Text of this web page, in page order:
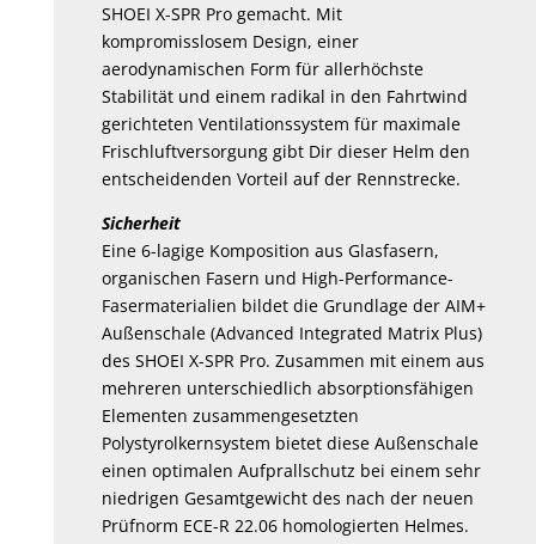
SHOEI X-SPR Pro gemacht. Mit
kompromisslosem Design, einer
aerodynamischen Form für allerhöchste
Stabilität und einem radikal in den Fahrtwind
gerichteten Ventilationssystem für maximale
Frischluftversorgung gibt Dir dieser Helm den
entscheidenden Vorteil auf der Rennstrecke.
Sicherheit
Eine 6-lagige Komposition aus Glasfasern,
organischen Fasern und High-Performance-
Fasermaterialien bildet die Grundlage der AIM+
Außenschale (Advanced Integrated Matrix Plus)
des SHOEI X-SPR Pro. Zusammen mit einem aus
mehreren unterschiedlich absorptionsfähigen
Elementen zusammengesetzten
Polystyrolkernsystem bietet diese Außenschale
einen optimalen Aufprallschutz bei einem sehr
niedrigen Gesamtgewicht des nach der neuen
Prüfnorm ECE-R 22.06 homologierten Helmes.